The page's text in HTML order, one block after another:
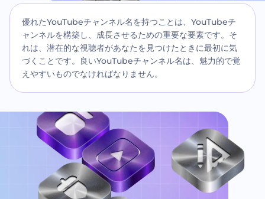
優れたYouTubeチャンネル名を持つことは、YouTubeチ
ャンネルを構築し、成長させるための重要な要素です。そ
れは、潜在的な視聴者があなたを見つけたときに最初に気
づくことです。良いYouTubeチャンネル名は、魅力的で覚
えやすいものでなければなりません。